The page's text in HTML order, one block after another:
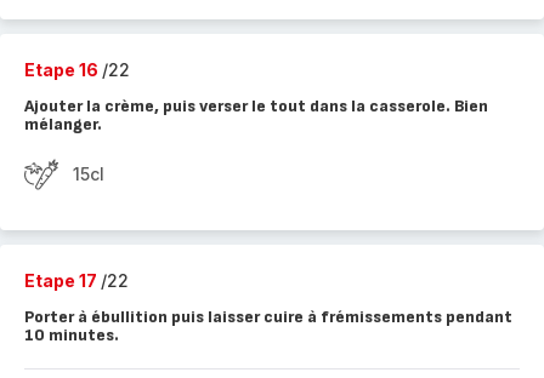
Etape 16 /22
Ajouter la crème, puis verser le tout dans la casserole. Bien
mélanger.
15cl
Etape 17 /22
Porter à ébullition puis laisser cuire à frémissements pendant
10 minutes.